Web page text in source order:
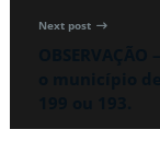
Next post